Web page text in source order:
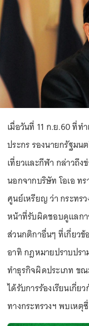
เมื่อวันที่ 11 ก.ย.60 ที่
ประกร รองนายกรัฐมน
เที่ยวและกีฬา กล่าวถึง
นอกจากบริษัท โอเอ ท
ศูนย์เหรียญ ว่า กระทร
หน้าที่รับผิดชอบดูแลกา
ส่วนกติกาอื่นๆ ที่เกี่ยว
อาทิ กฎหมายปราบปร
ทำธุรกิจผิดประเภท ขณ
ได้รับการร้องเรียนเกี่ย
ทางกระทรวงฯ พบเหตุ